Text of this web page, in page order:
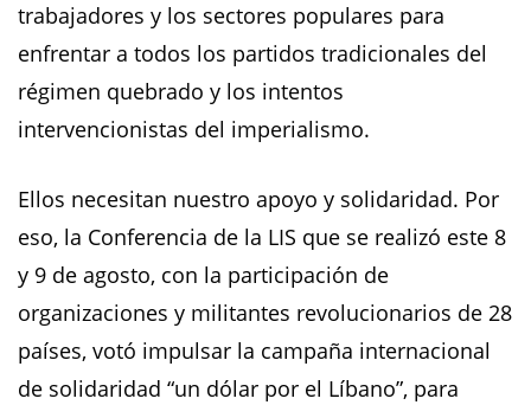
trabajadores y los sectores populares para
enfrentar a todos los partidos tradicionales del
régimen quebrado y los intentos
intervencionistas del imperialismo.
Ellos necesitan nuestro apoyo y solidaridad. Por
eso, la Conferencia de la LIS que se realizó este 8
y 9 de agosto, con la participación de
organizaciones y militantes revolucionarios de 28
países, votó impulsar la campaña internacional
de solidaridad “un dólar por el Líbano”, para